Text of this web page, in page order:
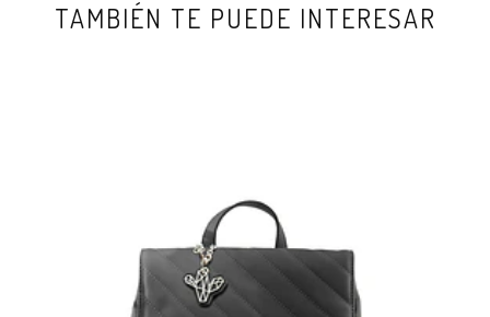
TAMBIÉN TE PUEDE INTERESAR